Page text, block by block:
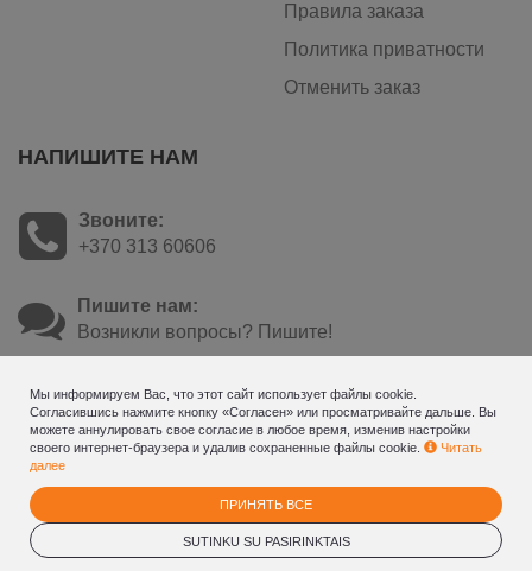
Правила заказа
Политика приватности
Отменить заказ
НАПИШИТЕ НАМ
Звоните:
+370 313 60606
Пишите нам:
Возникли вопросы? Пишите!
© 2026Mineral SPA Draugyste - online booking - gift voucher
system. Все права защищены
Мы информируем Вас, что этот сайт использует файлы cookie.
Согласившись нажмите кнопку «Согласен» или просматривайте дальше. Вы
можете аннулировать свое согласие в любое время, изменив настройки
своего интернет-браузера и удалив сохраненные файлы cookie.
Читать
далее
ПРИНЯТЬ ВСЕ
SUTINKU SU PASIRINKTAIS